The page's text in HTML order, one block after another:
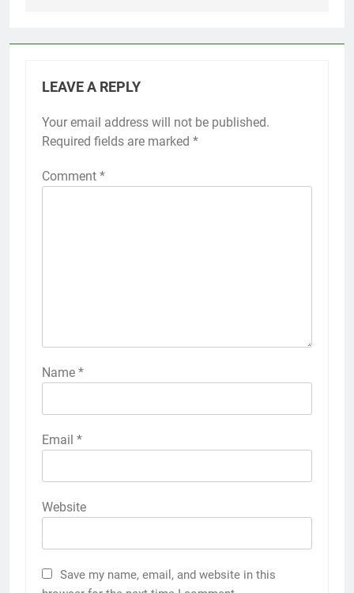
LEAVE A REPLY
Your email address will not be published.
Required fields are marked *
Comment *
Name *
Email *
Website
Save my name, email, and website in this